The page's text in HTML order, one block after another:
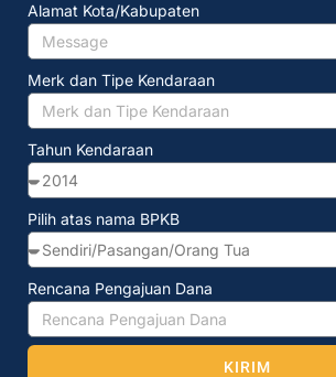
Alamat Kota/Kabupaten
Merk dan Tipe Kendaraan
Tahun Kendaraan
Pilih atas nama BPKB
Rencana Pengajuan Dana
KIRIM